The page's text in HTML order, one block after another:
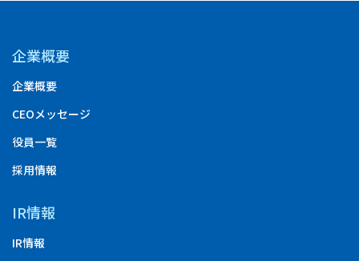
企業概要
企業概要
CEOメッセージ
役員一覧
採用情報
IR情報
IR情報